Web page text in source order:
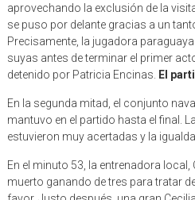
aprovechando la exclusión de la
se puso por delante gracias a un
Precisamente, la jugadora
suyas antes de terminar el primer
detenido por Patricia Encinas. El
En la segunda mitad, el conjunto
mantuvo en el partido hasta el final.
estuvieron muy acertadas y la
En el minuto 53, la entrenadora
muerto ganando de tres para tratar